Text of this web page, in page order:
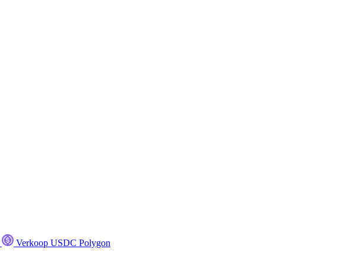
Verkoop USDC Polygon